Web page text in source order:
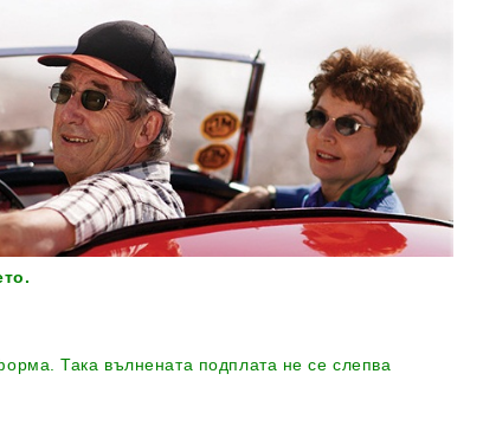
Така вълнената подплата не се слепва